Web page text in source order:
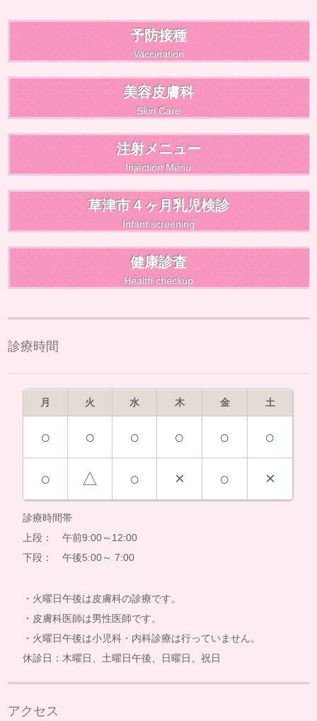
予防接種
Vaccination
美容皮膚科
Skin Care
注射メニュー
Injection Menu
草津市４ヶ月乳児検診
Infant screening
健康診査
Health checkup
診療時間
月 火 水 木 金 土
○ ○ ○ ○ ○ ○
○ △ ○ × ○ ×
診療時間帯
上段： 午前9:00～12:00
下段： 午後5:00～ 7:00
・火曜日午後は皮膚科の診療です。
・皮膚科医師は男性医師です。
・火曜日午後は小児科・内科診療は行っていません。
休診日：木曜日、土曜日午後、日曜日、祝日
アクセス